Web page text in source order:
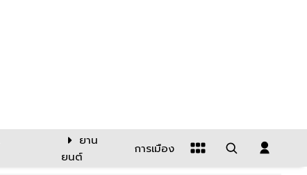
ยาน
ยนต์
การเมือง